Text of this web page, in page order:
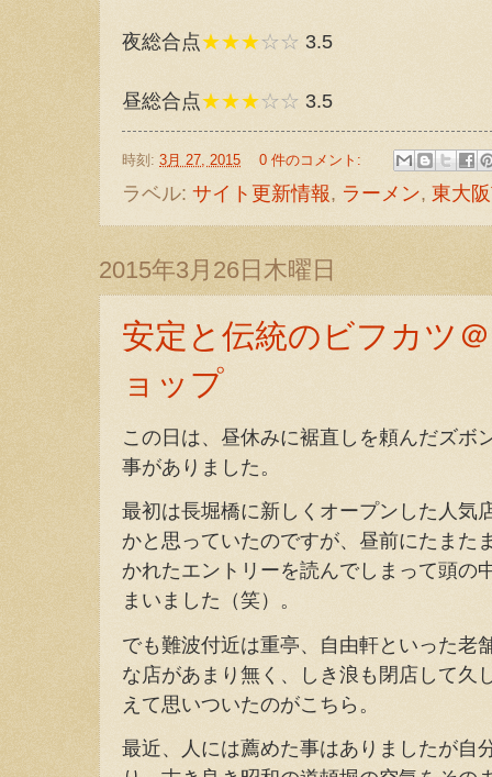
夜総合点★★★☆☆ 3.5
昼総合点★★★☆☆ 3.5
時刻: 3月 27, 2015 0 件のコメント:
ラベル: サイト更新情報, ラーメン, 東大
2015年3月26日木曜日
安定と伝統のビフカツ
ョップ
この日は、昼休みに裾直しを頼んだズボ
事がありました。
最初は長堀橋に新しくオープンした人気
かと思っていたのですが、昼前にたまた
かれたエントリーを読んでしまって頭の
まいました（笑）。
でも難波付近は重亭、自由軒といった老
な店があまり無く、しき浪も閉店して久
えて思いついたのがこちら。
最近、人には薦めた事はありましたが自